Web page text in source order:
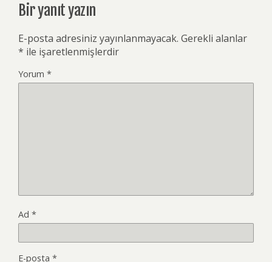
Bir yanıt yazın
E-posta adresiniz yayınlanmayacak. Gerekli alanlar
* ile işaretlenmişlerdir
Yorum *
Ad *
E-posta *